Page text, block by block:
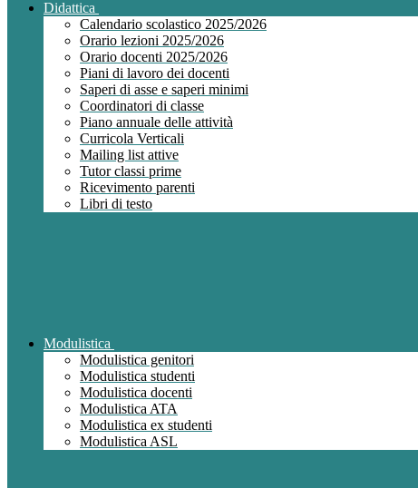
Didattica
Calendario scolastico 2025/2026
Orario lezioni 2025/2026
Orario docenti 2025/2026
Piani di lavoro dei docenti
Saperi di asse e saperi minimi
Coordinatori di classe
Piano annuale delle attività
Curricola Verticali
Mailing list attive
Tutor classi prime
Ricevimento parenti
Libri di testo
Modulistica
Modulistica genitori
Modulistica studenti
Modulistica docenti
Modulistica ATA
Modulistica ex studenti
Modulistica ASL